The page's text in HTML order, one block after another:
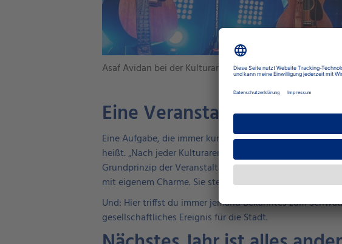
Asaf Avidan bei der Kulturarena 2019
Eine Veranstaltung mit
Eine Aufgabe, die immer kurz nach der Kulturarena
heißt. „Nach jeder Kulturarena drehen wir an kleinen
Grundprinzip der Veranstaltung – und da ist er sich mit
mit eigenem Charme. Sie steht für Konzerte, die
Und: Hier triffst du immer jemand Bekanntes zum
gesellschaftliches Ereignis für die Stadt.